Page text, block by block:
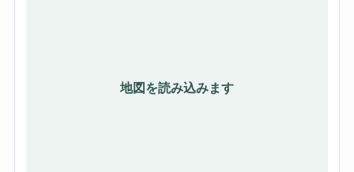
地図を読み込みます